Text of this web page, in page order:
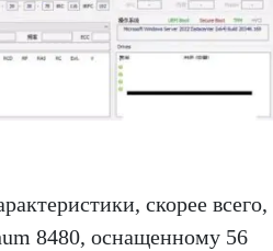
скорее всего,
8480, оснащенному 56